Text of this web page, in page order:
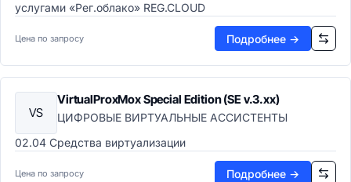
услугами «Рег.облако» REG.CLOUD
Цена по запросу Подробнее →
VS
VirtualProxMox Special Edition (SE v.3.xx)
ЦИФРОВЫЕ ВИРТУАЛЬНЫЕ АССИСТЕНТЫ
02.04 Средства виртуализации
Цена по запросу Подробнее →